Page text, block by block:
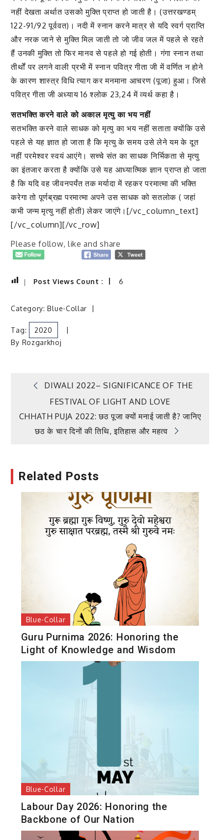
नहीं देखता अर्थात उसको मुक्ति प्राप्त हो जाती है। (उत्तरखण्डम्
122-91/92 पूर्ववत)। नदी में स्नान करने मात्र से यदि स्वर्ग प्राप्ति
और नरक जाने से मुक्ति मिल जाती तो जो जीव जल में पहले से रहते
हैं उनकी मुक्ति तो फिर मानव से पहले हो गई होती। गंगा स्नान तथा
तीर्थों पर लगने वाली प्रभी में स्नान पवित्र गीता जी में वर्णित न होने
के कारण शास्त्र विधि त्याग कर मनमाना आचरण (पूजा) हुआ। जिसे
पवित्र गीता जी अध्याय 16 श्लोक 23,24 में व्यर्थ कहा है।
सतभक्ति करने वाले को अकाल मृत्यु का भय नहीं
सतभक्ति करने वाले साधक को मृत्यु का भय नहीं सताता क्योंकि उसे
पहले से यह ज्ञात हो जाता है कि मृत्यु के समय उसे लेने यम के दूत
नहीं परमेश्वर स्वयं आएंगे। सच्चे संत का साधक निर्भिकता से मृत्यु
का इंतजार करता है क्योंकि उसे यह आध्यात्मिक ज्ञान प्राप्त हो जाता
है कि यदि वह जीवनपर्यंत तक मर्यादा में रहकर परमात्मा की भक्ति
करेगा तो पूर्णब्रह्म परमात्मा अपने उस साधक को सतलोक ( जहां
कभी जन्म मृत्यु नहीं होती) लेकर जाएंगे।[/vc_column_text]
[/vc_column][/vc_row]
Please follow, like and share
Post Views Count : 6
Category:Blue-Collar
Tag:
2020
By Rozgarkhoj
Post
navigation
DIWALI 2022– SIGNIFICANCE OF THE
FESTIVAL OF LIGHT AND LOVE
CHHATH PUJA 2022: छठ पूजा क्यों मनाई जाती है? जानिए
छठ के चार दिनों की तिथि, इतिहास और महत्व
Related Posts
Blue-Collar
Guru Purnima 2026: Honoring the
Light of Knowledge and Wisdom
Blue-Collar
Labour Day 2026: Honoring the
Backbone of Our Nation